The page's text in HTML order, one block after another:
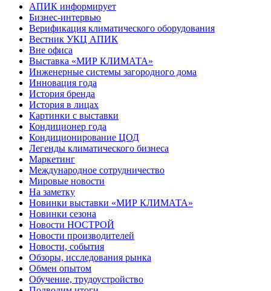
АПИК информирует
Бизнес-интервью
Верификация климатического оборудования
Вестник УКЦ АПИК
Вне офиса
Выставка «МИР КЛИМАТА»
Инженерные системы загородного дома
Инновация года
История бренда
История в лицах
Картинки с выставки
Кондиционер года
Кондиционирование ЦОД
Легенды климатического бизнеса
Маркетинг
Международное сотрудничество
Мировые новости
На заметку
Новинки выставки «МИР КЛИМАТА»
Новинки сезона
Новости НОСТРОЙ
Новости производителей
Новости, события
Обзоры, исследования рынка
Обмен опытом
Обучение, трудоустройство